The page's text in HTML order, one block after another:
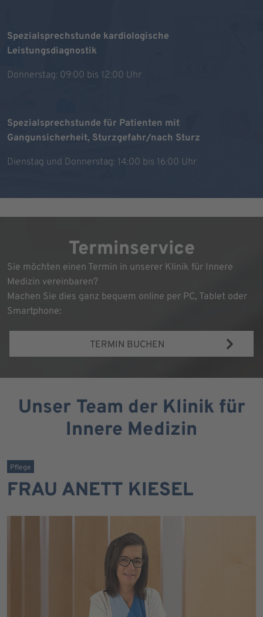
Spezialsprechstunde kardiologische
Leistungsdiagnostik
Donnerstag: 09:00 bis 12:00 Uhr
Spezialsprechstunde für Patienten mit
Gangunsicherheit, Sturzgefahr/nach Sturz
Dienstag und Donnerstag: 14:00 bis 16:00 Uhr
Terminservice
Sie möchten einen Termin in unserer Klinik für Innere
Medizin vereinbaren?
Machen Sie dies ganz bequem online per PC, Tablet oder
Smartphone:
TERMIN BUCHEN
Unser Team der Klinik für
Innere Medizin
Pflege
FRAU ANETT KIESEL